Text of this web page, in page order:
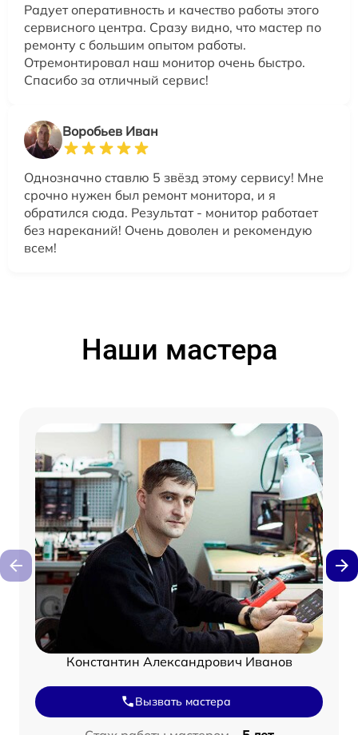
Радует оперативность и качество работы этого
сервисного центра. Сразу видно, что мастер по
ремонту с большим опытом работы.
Отремонтировал наш монитор очень быстро.
Спасибо за отличный сервис!
Воробьев Иван
Однозначно ставлю 5 звёзд этому сервису! Мне
срочно нужен был ремонт монитора, и я
обратился сюда. Результат - монитор работает
без нареканий! Очень доволен и рекомендую
всем!
Наши мастера
Константин Александрович Иванов
Вызвать мастера